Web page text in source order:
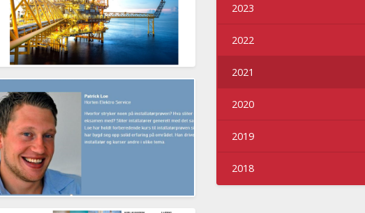
2023
2022
2021
2020
2019
2018